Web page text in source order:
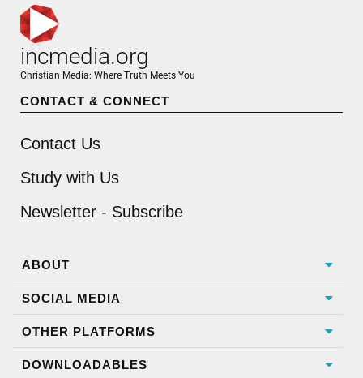
incmedia.org
Christian Media: Where Truth Meets You
CONTACT & CONNECT
Contact Us
Study with Us
Newsletter - Subscribe
ABOUT
SOCIAL MEDIA
OTHER PLATFORMS
DOWNLOADABLES